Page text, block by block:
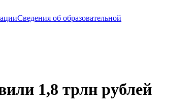
Сведения об образовательной
1,8 трлн рублей